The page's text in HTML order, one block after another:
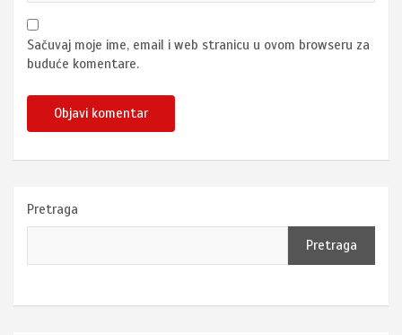
Sačuvaj moje ime, email i web stranicu u ovom browseru za
buduće komentare.
Pretraga
Pretraga